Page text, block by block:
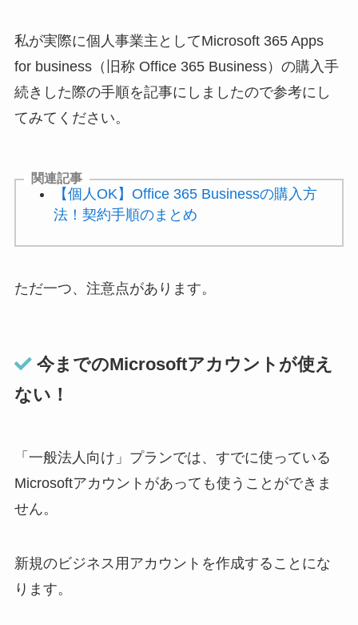
私が実際に個人事業主としてMicrosoft 365 Apps
for business（旧称 Office 365 Business）の購入手
続きした際の手順を記事にしましたので参考にし
てみてください。
関連記事
【個人OK】Office 365 Businessの購入方
法！契約手順のまとめ
ただ一つ、注意点があります。
今までのMicrosoftアカウントが使え
ない！
「一般法人向け」プランでは、すでに使っている
Microsoftアカウントがあっても使うことができま
せん。
新規のビジネス用アカウントを作成することにな
ります。